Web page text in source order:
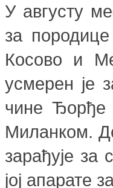
У августу
за
Косово и
усмерен је
чине Ђорђе
Миланком.
зарађује за
јој апарате